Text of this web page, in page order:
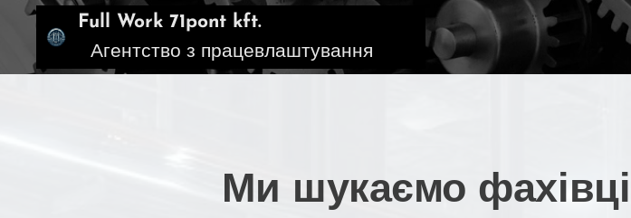
Full Work 71pont kft.
Агентство з працевлаштування
Ми шукаємо